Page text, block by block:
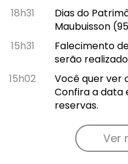
18h31
Dias do
Maubuisson
15h31
Falecimento
serão
15h02
Você quer ver
Confira a data
reservas.
Ver